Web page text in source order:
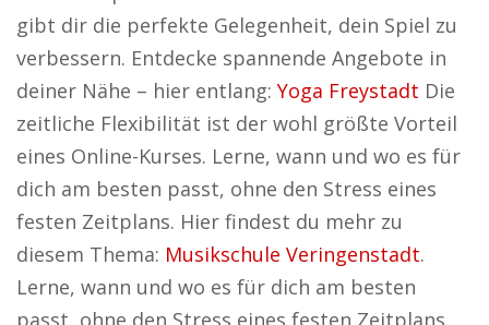
gibt dir die perfekte Gelegenheit, dein Spiel zu
verbessern. Entdecke spannende Angebote in
deiner Nähe – hier entlang: Yoga Freystadt Die
zeitliche Flexibilität ist der wohl größte Vorteil
eines Online-Kurses. Lerne, wann und wo es für
dich am besten passt, ohne den Stress eines
festen Zeitplans. Hier findest du mehr zu
diesem Thema: Musikschule Veringenstadt.
Lerne, wann und wo es für dich am besten
passt, ohne den Stress eines festen Zeitplans.